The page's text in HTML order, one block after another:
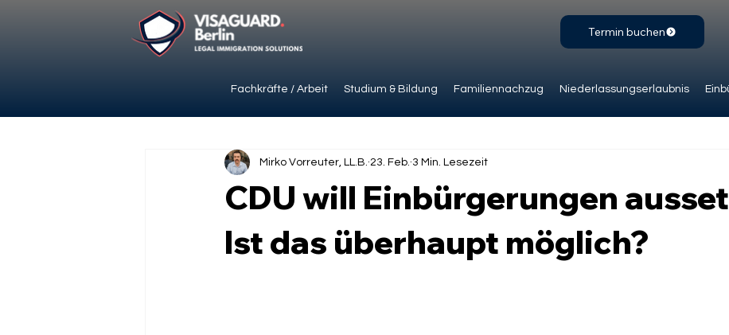
Fachkräfte / Arbeit Studium & Bildung Familiennachzug Niederlassungserlaubnis
Termin buchen
CDU will Einbürgerungen
Ist das überhaupt möglich?
Mirko Vorreuter, LL.B. 23. Feb. 3 Min. Lesezeit